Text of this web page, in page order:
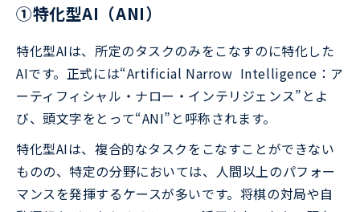
①特化型AI（ANI）
特化型AIは、所定のタスクのみをこなすのに特化した
AIです。正式には“Artificial Narrow Intelligence：ア
ーティフィシャル・ナロー・インテリジェンス”とよ
び、頭文字をとって“ANI”と呼称されます。
特化型AIは、複合的なタスクをこなすことができない
ものの、特定の分野においては、人間以上のパフォー
マンスを発揮するケースが多いです。将棋の対局や自